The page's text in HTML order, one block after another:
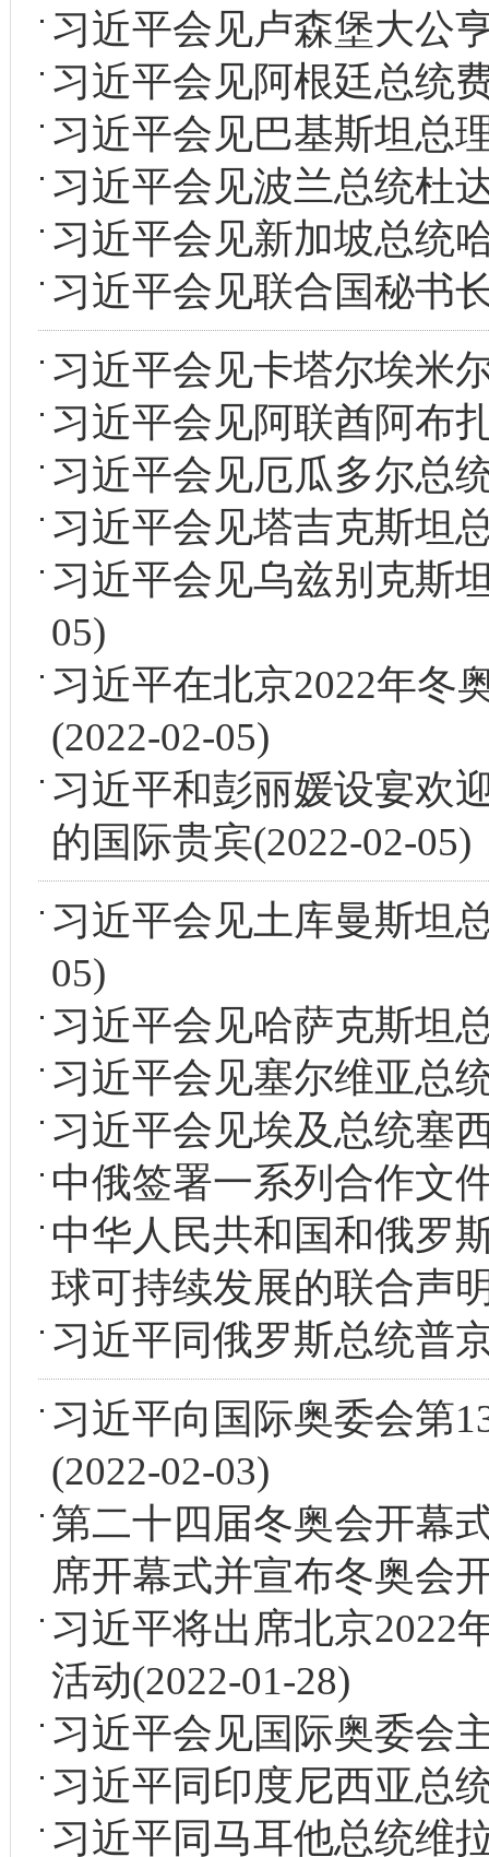
习近平会见卢森堡大公
习近平会见阿根廷总统
习近平会见巴基斯坦总
习近平会见波兰总统杜
习近平会见新加坡总统
习近平会见联合国秘书
习近平会见卡塔尔埃米
习近平会见阿联酋阿布
习近平会见厄瓜多尔总
习近平会见塔吉克斯坦
习近平会见乌兹别克斯
05)
习近平在北京2022年冬
(2022-02-05)
习近平和彭丽媛设宴欢
的国际贵宾(2022-02-05)
习近平会见土库曼斯坦
05)
习近平会见哈萨克斯坦
习近平会见塞尔维亚总
习近平会见埃及总统塞
中俄签署一系列合作文
中华人民共和国和俄罗
球可持续发展的联合声
习近平同俄罗斯总统普
习近平向国际奥委会第
(2022-02-03)
第二十四届冬奥会开幕
席开幕式并宣布冬奥会
习近平将出席北京2022
活动(2022-01-28)
习近平会见国际奥委会
习近平同印度尼西亚总
习近平同马耳他总统维